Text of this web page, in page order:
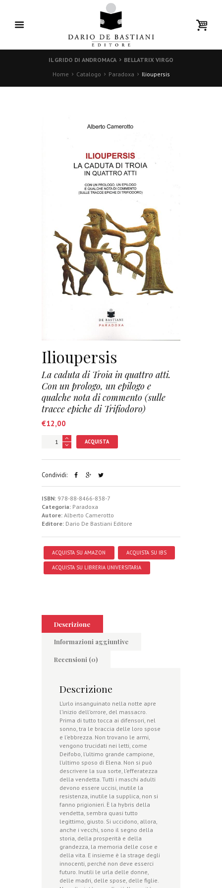
IL GRIDO DI ANDROMACA
BELLATRIX VIRGO
Home
Catalogo Paradoxa Ilioupersis
Ilioupersis
La caduta di Troia in quattro atti.
Con un prologo, un epilogo e
qualche nota di commento (sulle
tracce epiche di Trifiodoro)
€12,00
ACQUISTA
Condividi:
ISBN: 978-88-8466-838-7
Categoria: Paradoxa
Autore: Alberto Camerotto
Editore: Dario De Bastiani Editore
ACQUISTA SU AMAZON ACQUISTA SU IBS
ACQUISTA SU LIBRERIA UNIVERSITARIA
Descrizione
Informazioni aggiuntive
Recensioni (0)
Descrizione
L’urlo insanguinato nella notte apre
l’inizio dell’orrore, del massacro.
Prima di tutto tocca ai difensori, nel
sonno, tra le braccia delle loro spose
e l’ebbrezza. Non trovano le armi,
vengono trucidati nei letti, come
Deifobo, l’ultimo grande campione,
l’ultimo sposo di Elena. Non si può
descrivere la sua sorte, l’efferatezza
della vendetta. Tutti i maschi adulti
devono essere uccisi, inutile la
resistenza, inutile la supplica, non si
fanno prigionieri. È la hybris della
vendetta, sembra quasi tutto
legittimo, giusto. Si uccidono, allora,
anche i vecchi, sono il segno della
storia, della prosperità e della
grandezza, la memoria delle cose e
della vita. E insieme è la strage degli
innocenti, perché non deve esserci
futuro. Inutili le urla delle donne,
delle madri, delle spose, delle figlie.